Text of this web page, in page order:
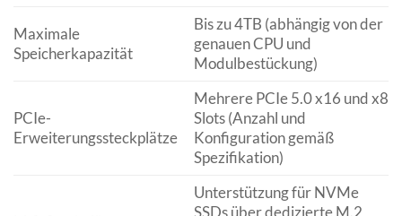
Maximale
Speicherkapazität
Bis zu 4TB (abhängig von der
genauen CPU und
Modulbestückung)
PCIe-
Erweiterungssteckplätze
Mehrere PCIe 5.0 x16 und x8
Slots (Anzahl und
Konfiguration gemäß
Spezifikation)
Unterstützung für NVMe
SSDs über dedizierte M.2